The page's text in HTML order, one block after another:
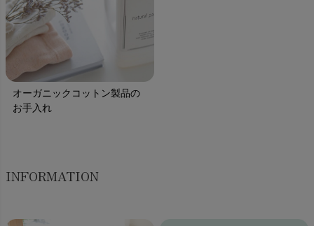
オーガニックコットン製品の
お手入れ
INFORMATION